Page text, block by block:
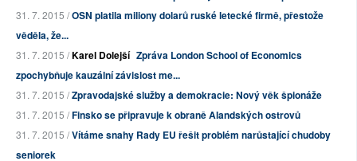
31. 7. 2015 /OSN platila miliony dolarů ruské letecké firmě, přestože
věděla, že...
31. 7. 2015 /Karel Dolejší Zpráva London School of Economics
zpochybňuje kauzální závislost me...
31. 7. 2015 /Zpravodajské služby a demokracie: Nový věk špionáže
31. 7. 2015 /Finsko se připravuje k obraně Alandských ostrovů
31. 7. 2015 /Vítáme snahy Rady EU řešit problém narůstající chudoby
seniorek